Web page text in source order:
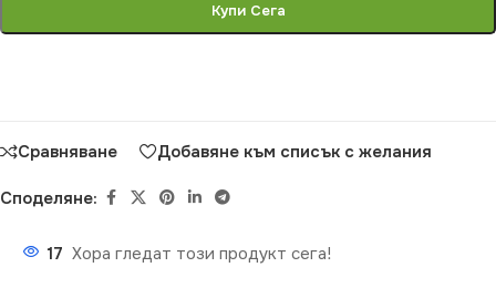
Купи Сега
Сравняване Добавяне към списък с желания
Споделяне:
17 Хора гледат този продукт сега!